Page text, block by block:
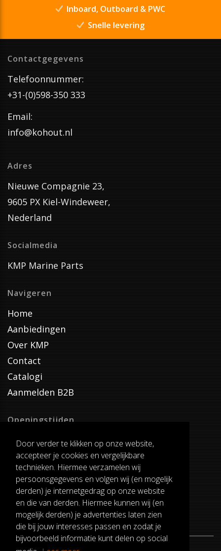
Door verder te klikken op onze website,
accepteer je cookies en vergelijkbare
technieken. Hiermee verzamelen wij
persoonsgegevens en volgen wij (en mogelijk
derden) je internetgedrag op onze website
en die van derden. Hiermee kunnen wij (en
mogelijk derden) je advertenties laten zien
die bij jouw interesses passen en zodat je
bijvoorbeeld informatie kunt delen op social
Inboard, Outboard & PWC
Snelle levering
Contactgegevens
Telefoonnummer:
+31-(0)598-350 333
Email:
info@kohout.nl
Adres
Nieuwe Compagnie 23,
9605 PX Kiel-Windeweer,
Nederland
Socialmedia
KMP Marine Parts
Navigeren
Home
Aanbiedingen
Over KMP
Contact
Catalogi
Aanmelden B2B
Openingstijden
Dinsdag T/M Zaterdag
van 8:00-17:00
Verzenddagen
Dinsdag T/M Vrijdag
Pauze
12:30-13:00